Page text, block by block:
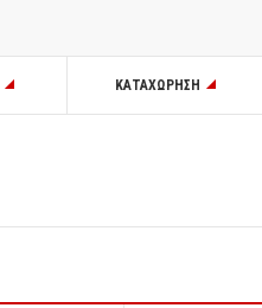
ΚΑΤΑΧΩΡΗΣΗ